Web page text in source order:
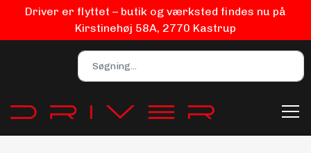
Driver er flyttet – butik og værksted findes nu på
Kirstinehøj 58A, 2770 Kastrup